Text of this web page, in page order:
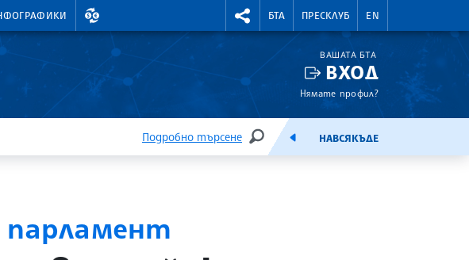
ВАЛУТНИ КУРСОВЕ RIGHTMENU.SOCIAL
БТА ПРЕСКЛУБ EN
ВАШАТА БТА
ВХОД
Нямате профил?
Подробно търсене
ТЪРСЕНЕЕМИСИЯНАВСЯКЪДЕ
парламент